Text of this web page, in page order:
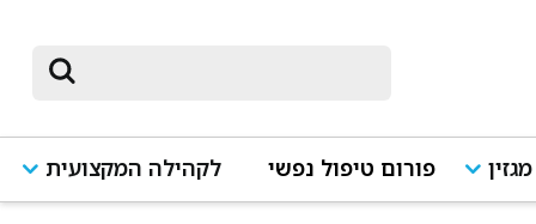
מגזין פורום טיפול נפשי לקהילה המקצועית